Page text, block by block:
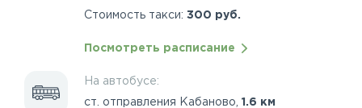
Стоимость такси: 300 руб.
Посмотреть расписание
На автобусе:
ст. отправления Кабаново, 1.6 км